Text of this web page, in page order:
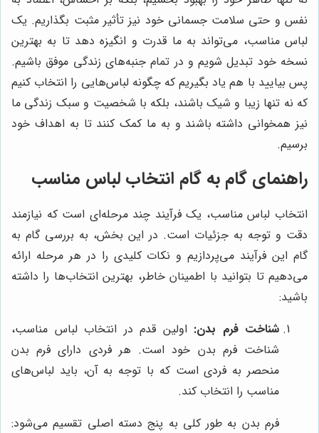
نفس و حتی سلامت جسمانی خود نیز تأثیر مثبت بگذاریم. یک
لباس مناسب، می‌تواند به ما قدرت و انگیزه دهد تا به بهترین
نسخه خود تبدیل شویم و در تمام جنبه‌های زندگی موفق باشیم.
پس بیایید با هم یاد بگیریم که چگونه لباس‌هایی را انتخاب کنیم
که نه تنها زیبا و شیک باشند، بلکه با شخصیت و سبک زندگی ما
نیز همخوانی داشته باشند و به ما کمک کنند تا به اهداف خود
برسیم.
راهنمای گام به گام انتخاب لباس مناسب
انتخاب لباس مناسب، یک فرآیند چند مرحله‌ای است که نیازمند
دقت و توجه به جزئیات است. در این بخش، به بررسی گام به
گام این فرآیند می‌پردازیم و نکات کلیدی را در هر مرحله ارائه
می‌دهیم تا بتوانید با اطمینان خاطر، بهترین انتخاب‌ها را داشته
باشید:
شناخت فرم بدن: اولین قدم در انتخاب لباس مناسب،
شناخت فرم بدن خود است. هر فردی دارای فرم بدن
منحصر به فردی است که با توجه به آن، باید لباس‌های
مناسب را انتخاب کند.
فرم بدن به طور کلی به پنج دسته اصلی تقسیم می‌شود: